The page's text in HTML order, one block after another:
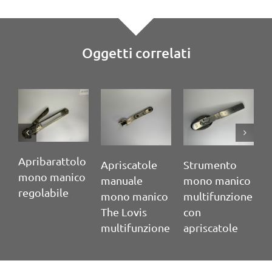
Oggetti correlati
Apribarattolo
mono manico
regolabile
Apriscatole
manuale
mono manico
The Lovis
multifunzione
Strumento
mono manico
multifunzione
con
apriscatole